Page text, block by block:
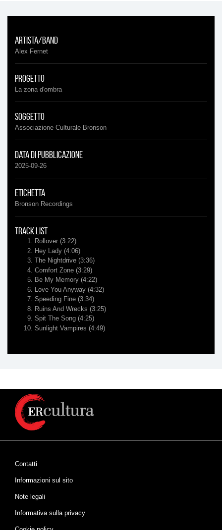
Artista/Band
Alex Fernet
Progetto
La zona d'ombra
Soggetto
Associazione Culturale Bronson
Data di pubblicazione
2025-09-26
Etichetta
Bronson Recordings
Track list
Rollover (3:22)
Hey Lady (4:06)
The Nightdrive (3:36)
Comfort Zone (3:29)
Be My Memory (4:22)
Love You Anyway (4:32)
Speeding Fine (3:34)
Ruins And Wrecks (3:25)
Spit The Song (4:25)
Sunlight Vampires (4:49)
Contatti
Informazioni sul sito
Note legali
Informativa sulla privacy